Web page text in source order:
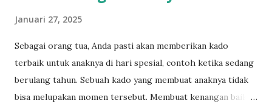
Januari 27, 2025
Sebagai orang tua, Anda pasti akan memberikan kado
terbaik untuk anaknya di hari spesial, contoh ketika sedang
berulang tahun. Sebuah kado yang membuat anaknya tidak
bisa melupakan momen tersebut. Membuat kenangan baik